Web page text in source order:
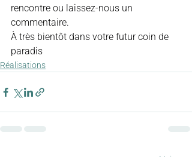
rencontre ou laissez-nous un
commentaire.
À très bientôt dans votre futur coin de
paradis
Réalisations